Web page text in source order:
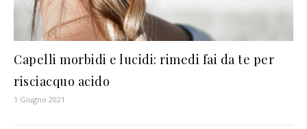
Capelli morbidi e lucidi: rimedi fai da te per
risciacquo acido
1 Giugno 2021